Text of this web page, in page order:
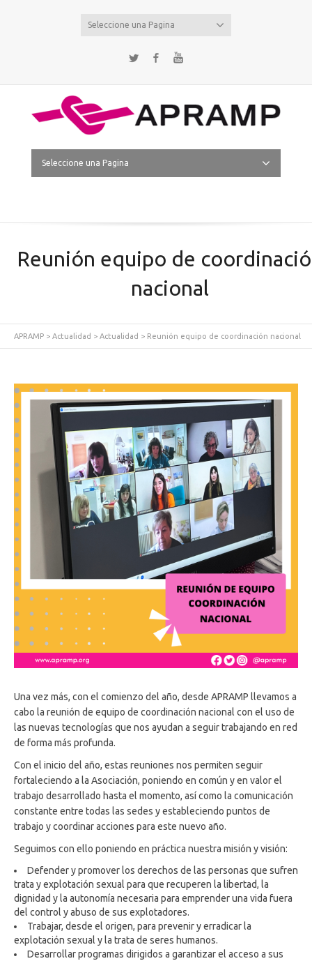
Seleccione una Pagina
Twitter Facebook
Seleccione una Pagina
Reunión equipo de
nacional
APRAMP > Actualidad > Actualidad > Reunión equipo de coordinación nacional
Una vez más, con el comienzo del año, desde APRAMP llevamos a
cabo la reunión de equipo de coordinación nacional con el uso de
las nuevas tecnologías que nos ayudan a seguir trabajando en red
de forma más profunda.
Con el inicio del año, estas reuniones nos permiten seguir
fortaleciendo a la Asociación, poniendo en común y en valor el
trabajo desarrollado hasta el momento, así como la comunicación
constante entre todas las sedes y estableciendo puntos de
trabajo y coordinar acciones para este nuevo año.
Seguimos con ello poniendo en práctica nuestra misión y visión:
Defender y promover los derechos de las personas que sufren
trata y explotación sexual para que recuperen la libertad, la
dignidad y la autonomía necesaria para emprender una vida fuera
del control y abuso de sus explotadores.
Trabajar, desde el origen, para prevenir y erradicar la
explotación sexual y la trata de seres humanos.
Desarrollar programas dirigidos a garantizar el acceso a sus